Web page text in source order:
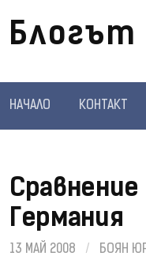
Блогът
НАЧАЛО КОНТАКТ
Германия
13 МАЙ 2008 / БОЯН